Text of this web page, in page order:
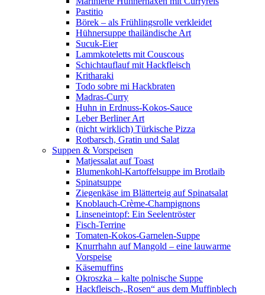
Pastitio
Börek – als Frühlingsrolle verkleidet
Hühnersuppe thailändische Art
Sucuk-Eier
Lammkoteletts mit Couscous
Schichtauflauf mit Hackfleisch
Kritharaki
Todo sobre mi Hackbraten
Madras-Curry
Huhn in Erdnuss-Kokos-Sauce
Leber Berliner Art
(nicht wirklich) Türkische Pizza
Rotbarsch, Gratin und Salat
Suppen & Vorspeisen
Matjessalat auf Toast
Blumenkohl-Kartoffelsuppe im Brotlaib
Spinatsuppe
Ziegenkäse im Blätterteig auf Spinatsalat
Knoblauch-Crème-Champignons
Linseneintopf: Ein Seelentröster
Fisch-Terrine
Tomaten-Kokos-Garnelen-Suppe
Knurrhahn auf Mangold – eine lauwarme
Vorspeise
Käsemuffins
Okroszka – kalte polnische Suppe
Hackfleisch-„Rosen“ aus dem Muffinblech